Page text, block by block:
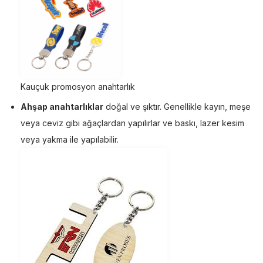
Kauçuk promosyon anahtarlık
Ahşap anahtarlıklar doğal ve şıktır. Genellikle kayın, meşe
veya ceviz gibi ağaçlardan yapılırlar ve baskı, lazer kesim
veya yakma ile yapılabilir.